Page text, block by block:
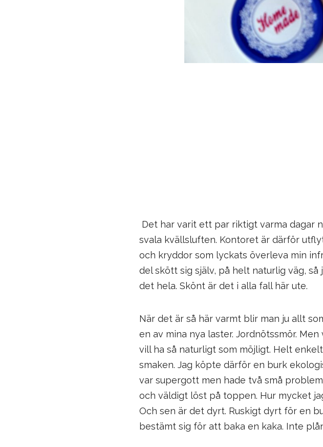
Det har varit ett par riktigt varma dagar
svala kvällsluften. Kontoret är därför
och kryddor som lyckats överleva min
del skött sig själv, på helt naturlig väg,
det hela. Skönt är det i alla fall här ute.
När det är så här varmt blir man ju allt
en av mina nya laster. Jordnötssmör.
vill ha så naturligt som möjligt. Helt
smaken. Jag köpte därför en burk
var supergott men hade två små
och väldigt löst på toppen. Hur mycket
Och sen är det dyrt. Ruskigt dyrt för en
bestämt sig för att baka en kaka. Inte